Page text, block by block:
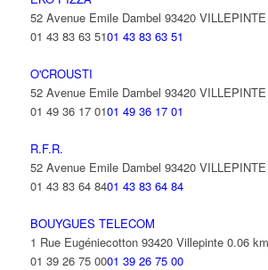
52 Avenue Emile Dambel 93420 VILLEPINTE
01 43 83 63 5101 43 83 63 51
O'CROUSTI
52 Avenue Emile Dambel 93420 VILLEPINTE
01 49 36 17 0101 49 36 17 01
R.F.R.
52 Avenue Emile Dambel 93420 VILLEPINTE
01 43 83 64 8401 43 83 64 84
BOUYGUES TELECOM
1 Rue Eugéniecotton 93420 Villepinte 0.06 km
01 39 26 75 0001 39 26 75 00